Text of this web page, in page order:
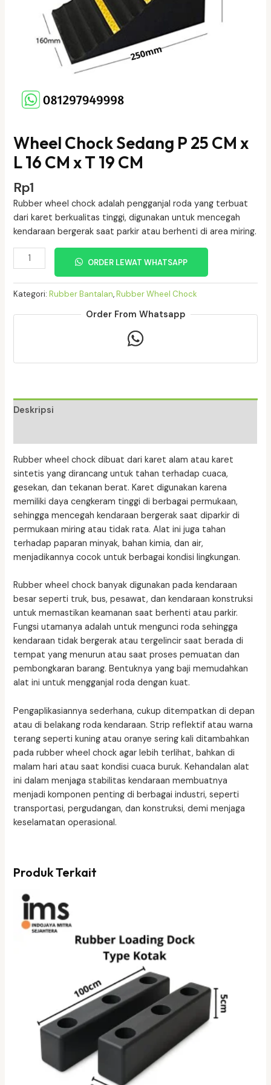
Wheel Chock Sedang P 25 CM x
L 16 CM x T 19 CM
Rp1
Rubber wheel chock adalah pengganjal roda yang terbuat
dari karet berkualitas tinggi, digunakan untuk mencegah
kendaraan bergerak saat parkir atau berhenti di area miring.
Kuantitas
Wheel
Chock
Sedang
L
x
ORDER LEWAT WHATSAPP
Kategori:Rubber Bantalan,Rubber Wheel Chock
Order From Whatsapp
Deskripsi
Rubber wheel chock dibuat dari karet alam atau karet
sintetis yang dirancang untuk tahan terhadap cuaca,
gesekan, dan tekanan berat. Karet digunakan karena
memiliki daya cengkeram tinggi di berbagai permukaan,
sehingga mencegah kendaraan bergerak saat diparkir di
permukaan miring atau tidak rata. Alat ini juga tahan
terhadap paparan minyak, bahan kimia, dan air,
menjadikannya cocok untuk berbagai kondisi lingkungan.
Rubber wheel chock banyak digunakan pada kendaraan
besar seperti truk, bus, pesawat, dan kendaraan konstruksi
untuk memastikan keamanan saat berhenti atau parkir.
Fungsi utamanya adalah untuk mengunci roda sehingga
kendaraan tidak bergerak atau tergelincir saat berada di
tempat yang menurun atau saat proses pemuatan dan
pembongkaran barang. Bentuknya yang baji memudahkan
alat ini untuk mengganjal roda dengan kuat.
Pengaplikasiannya sederhana, cukup ditempatkan di depan
atau di belakang roda kendaraan. Strip reflektif atau warna
terang seperti kuning atau oranye sering kali ditambahkan
pada rubber wheel chock agar lebih terlihat, bahkan di
malam hari atau saat kondisi cuaca buruk. Kehandalan alat
ini dalam menjaga stabilitas kendaraan membuatnya
menjadi komponen penting di berbagai industri, seperti
transportasi, pergudangan, dan konstruksi, demi menjaga
keselamatan operasional.
Produk Terkait